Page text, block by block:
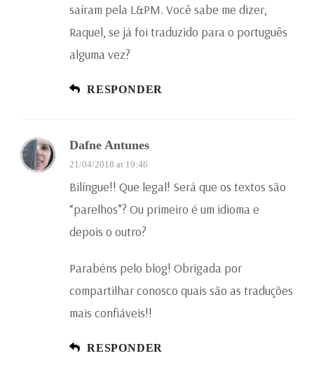
saíram pela L&PM. Você sabe me dizer,
Raquel, se já foi traduzido para o português
alguma vez?
RESPONDER
Dafne Antunes
21/04/2018 at 19:46
Bilíngue!! Que legal! Será que os textos são
“parelhos”? Ou primeiro é um idioma e
depois o outro?
Parabéns pelo blog! Obrigada por
compartilhar conosco quais são as traduções
mais confiáveis!!
RESPONDER